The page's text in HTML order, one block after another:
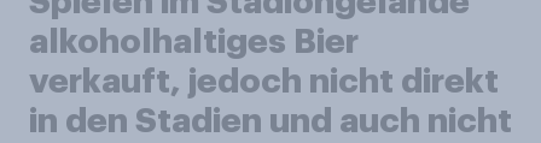
alkoholhaltiges Bier
verkauft, jedoch nicht direkt
in den Stadien und auch nicht